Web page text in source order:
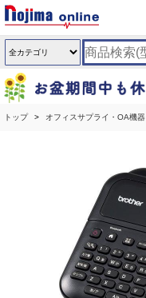
トップ オフィスサプライ・OA機器